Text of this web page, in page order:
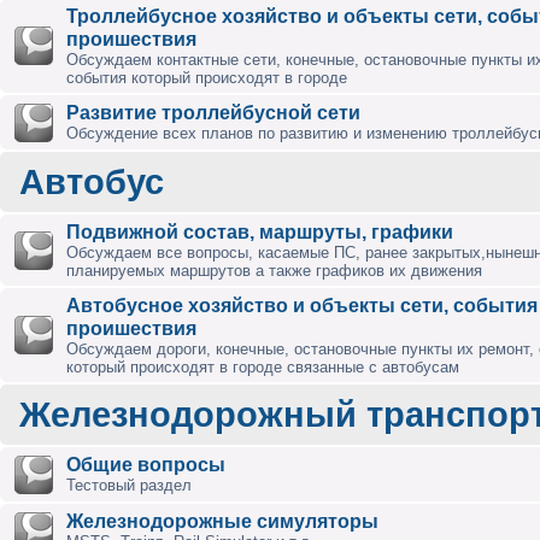
Троллейбусное хозяйство и объекты сети,
проишествия
Обсуждаем контактные сети, конечные, остановочные пункты
события который происходят в городе
Развитие троллейбусной сети
Обсуждение всех планов по развитию и изменению
Автобус
Подвижной состав, маршруты, графики
Обсуждаем все вопросы, касаемые ПС, ранее
планируемых маршрутов а также графиков их движения
Автобусное хозяйство и объекты сети,
проишествия
Обсуждаем дороги, конечные, остановочные пункты их ремонт,
который происходят в городе связанные с автобусам
Железнодорожный
Общие вопросы
Тестовый раздел
Железнодорожные симуляторы